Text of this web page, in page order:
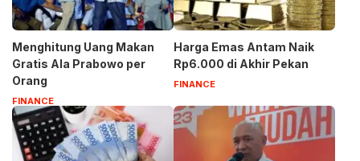
Menghitung Uang Makan
Gratis Ala Prabowo per
Orang
FINANCE
Harga Emas Antam Naik
Rp6.000 di Akhir Pekan
FINANCE